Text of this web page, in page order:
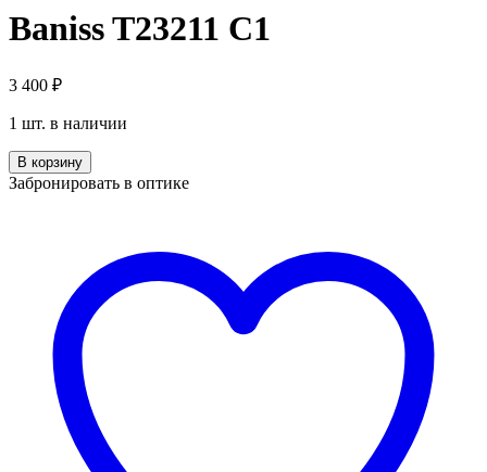
Baniss T23211 C1
3 400 ₽
1 шт. в наличии
Количество
Baniss
T23211
В корзину
Забронировать в оптике